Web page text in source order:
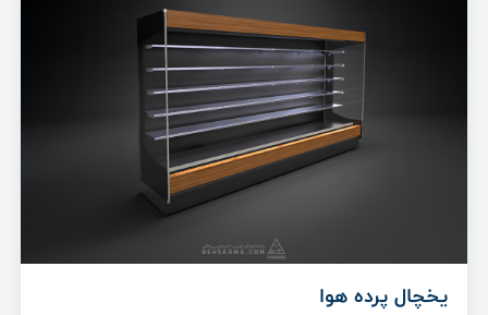
یخچال پرده هوا